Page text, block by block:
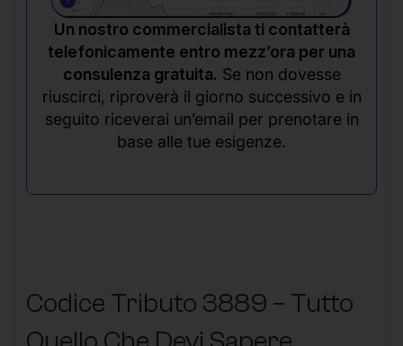
Un nostro commercialista ti contatterà
telefonicamente entro mezz’ora per una
consulenza gratuita. Se non dovesse
riuscirci, riproverà il giorno successivo e in
seguito riceverai un’email per prenotare in
base alle tue esigenze.
Codice Tributo 3889 – Tutto